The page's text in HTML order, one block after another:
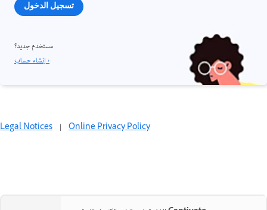
تسجيل الدخول
مستخدم جديد؟
إنشاء حساب ›
Legal Notices | Online Privacy Policy